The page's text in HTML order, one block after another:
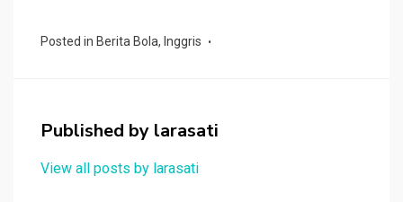
ce
o
k
tt at
p
p
e
Posted in Berita Bola, Inggris
Published by larasati
View all posts by larasati